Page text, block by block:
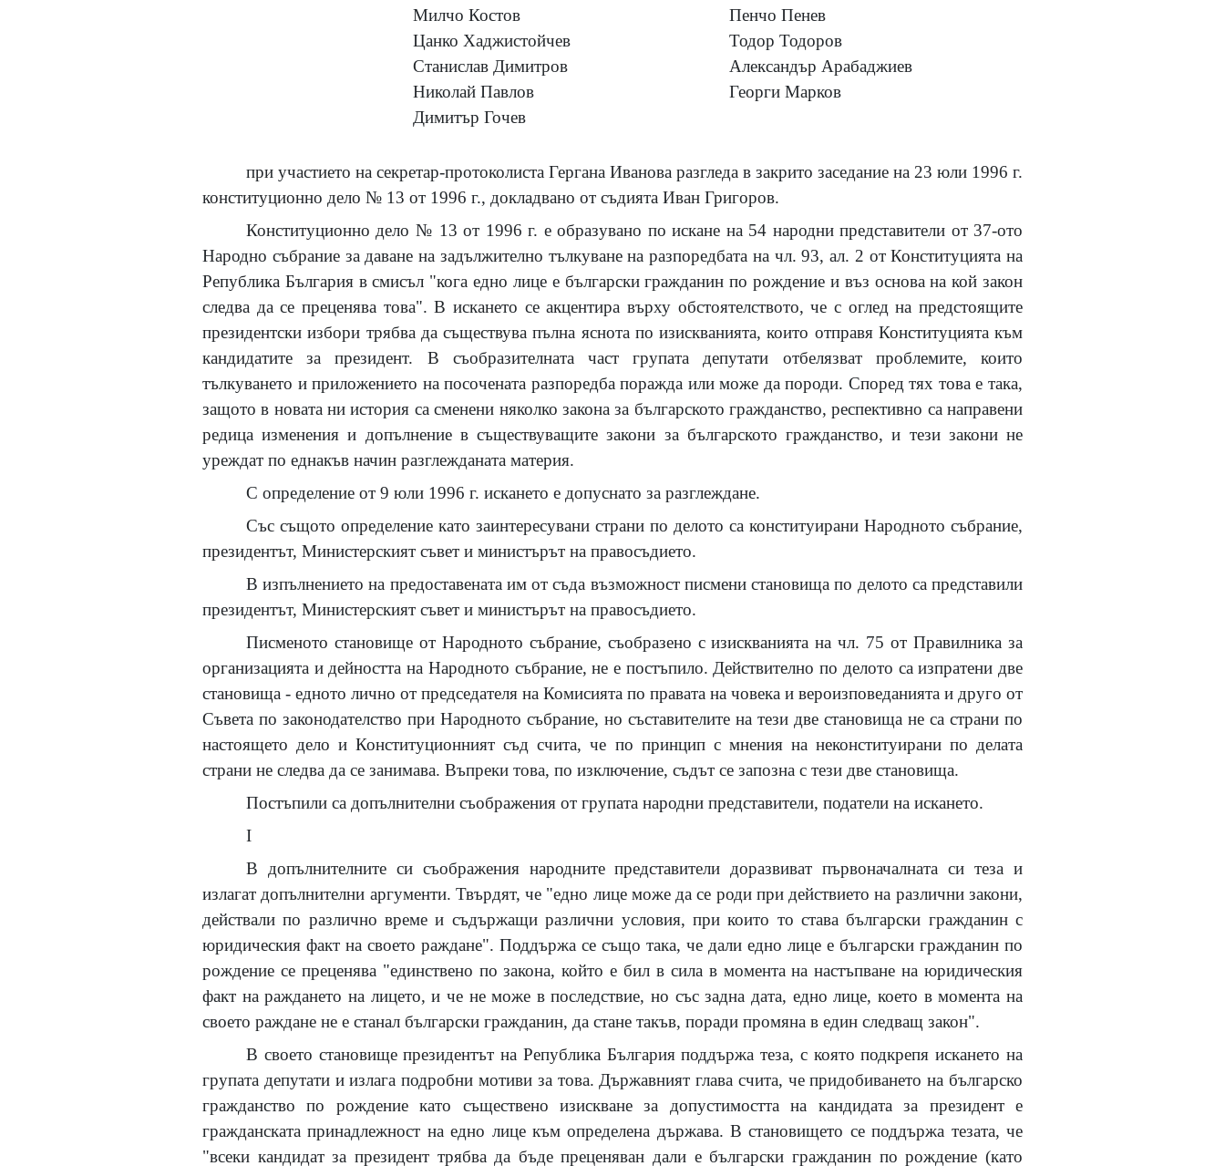
Милчо Костов
Пенчо Пенев
Цанко Хаджистойчев
Тодор Тодоров
Станислав Димитров
Александър Арабаджиев
Николай Павлов
Георги Марков
Димитър Гочев
при участието на секретар-протоколиста Гергана Иванова разгледа в закрито заседание на 23 юли 1996 г.
конституционно дело № 13 от 1996 г., докладвано от съдията Иван Григоров.
Конституционно дело № 13 от 1996 г. е образувано по искане на 54 народни представители от 37-ото
Народно събрание за даване на задължително тълкуване на разпоредбата на чл. 93, ал. 2 от Конституцията на
Република България в смисъл "кога едно лице е български гражданин по рождение и въз основа на кой закон
следва да се преценява това". В искането се акцентира върху обстоятелството, че с оглед на предстоящите
президентски избори трябва да съществува пълна яснота по изискванията, които отправя Конституцията към
кандидатите за президент. В съобразителната част групата депутати отбелязват проблемите, които
тълкуването и приложението на посочената разпоредба поражда или може да породи. Според тях това е така,
защото в новата ни история са сменени няколко закона за българското гражданство, респективно са направени
редица изменения и допълнение в съществуващите закони за българското гражданство, и тези закони не
уреждат по еднакъв начин разглежданата материя.
С определение от 9 юли 1996 г. искането е допуснато за разглеждане.
Със същото определение като заинтересувани страни по делото са конституирани Народното събрание,
президентът, Министерският съвет и министърът на правосъдието.
В изпълнението на предоставената им от съда възможност писмени становища по делото са представили
президентът, Министерският съвет и министърът на правосъдието.
Писменото становище от Народното събрание, съобразено с изискванията на чл. 75 от Правилника за
организацията и дейността на Народното събрание, не е постъпило. Действително по делото са изпратени две
становища - едното лично от председателя на Комисията по правата на човека и вероизповеданията и друго от
Съвета по законодателство при Народното събрание, но съставителите на тези две становища не са страни по
настоящето дело и Конституционният съд счита, че по принцип с мнения на неконституирани по делата
страни не следва да се занимава. Въпреки това, по изключение, съдът се запозна с тези две становища.
Постъпили са допълнителни съображения от групата народни представители, податели на искането.
I
В допълнителните си съображения народните представители доразвиват първоначалната си теза и
излагат допълнителни аргументи. Твърдят, че "едно лице може да се роди при действието на различни закони,
действали по различно време и съдържащи различни условия, при които то става български гражданин с
юридическия факт на своето раждане". Поддържа се също така, че дали едно лице е български гражданин по
рождение се преценява "единствено по закона, който е бил в сила в момента на настъпване на юридическия
факт на раждането на лицето, и че не може в последствие, но със задна дата, едно лице, което в момента на
своето раждане не е станал български гражданин, да стане такъв, поради промяна в един следващ закон".
В своето становище президентът на Република България поддържа теза, с която подкрепя искането на
групата депутати и излага подробни мотиви за това. Държавният глава счита, че придобиването на българско
гражданство по рождение като съществено изискване за допустимостта на кандидата за президент е
гражданската принадлежност на едно лице към определена държава. В становището се поддържа тезата, че
"всеки кандидат за президент трябва да бъде преценяван дали е български гражданин по рождение (като